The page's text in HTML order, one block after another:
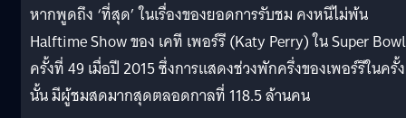
หากพูดถึง ‘ที่สุด’ ในเรื่องของยอดการรับชม คงหนีไม่พ้น
Halftime Show ของ เคที เพอร์รี (Katy Perry) ใน Super Bowl
ครั้งที่ 49 เมื่อปี 2015 ซึ่งการแสดงช่วงพักครึ่งของเพอร์รีในครั้ง
นั้น มีผู้ชมสดมากสุดตลอดกาลที่ 118.5 ล้านคน